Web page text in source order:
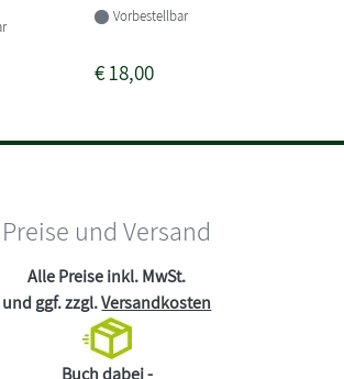
Vorbestellbar
€18,00
Preise und Versand
Alle Preise inkl. MwSt.
und ggf. zzgl.Versandkosten
Buch dabei -